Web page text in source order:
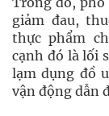
giảm đau,
thực phẩm
cạnh đó là lối
lạm dụng đồ
vận động dẫn